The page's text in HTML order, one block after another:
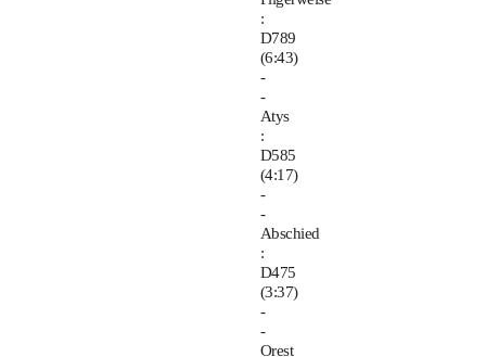
:
D789
(6:43)
-
-
Atys
:
D585
(4:17)
-
-
Abschied
:
D475
(3:37)
-
-
Orest